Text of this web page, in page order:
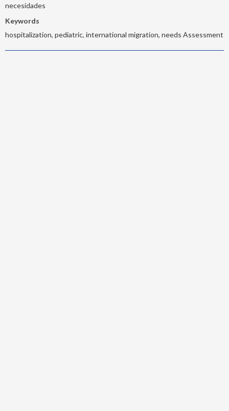
necesidades
Keywords
hospitalization, pediatric, international migration, needs Assessment